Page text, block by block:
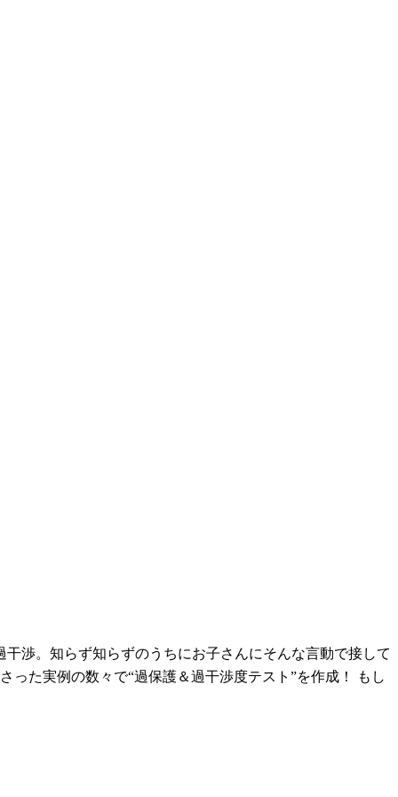
渉。知らず知らずのうちにお子さんにそんな言動で接して
た実例の数々で“過保護＆過干渉度テスト”を作成！ もし